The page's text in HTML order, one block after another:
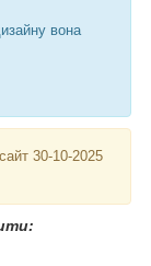
вона
30-10-2025